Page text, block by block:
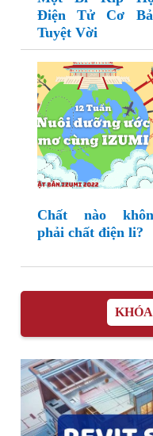
Điện Tử Cơ
Tuyệt Vời
Chất nào
phải chất điện li?